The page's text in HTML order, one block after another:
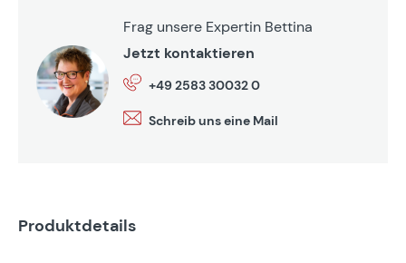
Frag unsere Expertin Bettina
Jetzt kontaktieren
+49 2583 30032 0
Schreib uns eine Mail
Produktdetails